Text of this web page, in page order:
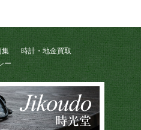
集
時計・地金買取
ー